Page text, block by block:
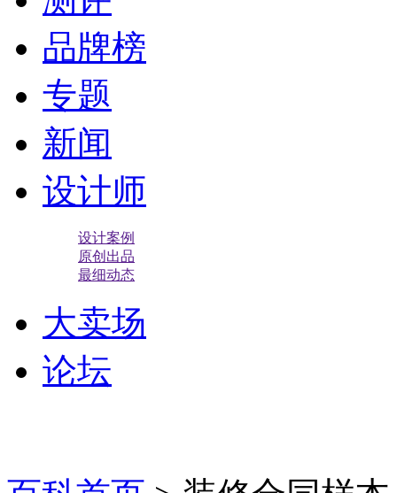
品牌榜
专题
新闻
设计师
设计案例
原创出品
最细动态
大卖场
论坛